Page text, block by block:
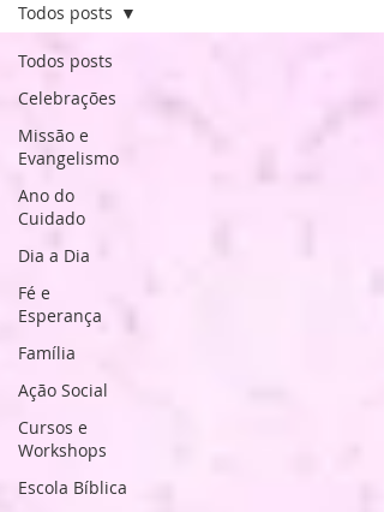
Todos posts
Celebrações
Missão e
Evangelismo
Ano do
Cuidado
Dia a Dia
Fé e
Esperança
Família
Ação Social
Cursos e
Workshops
Escola Bíblica
Todos posts